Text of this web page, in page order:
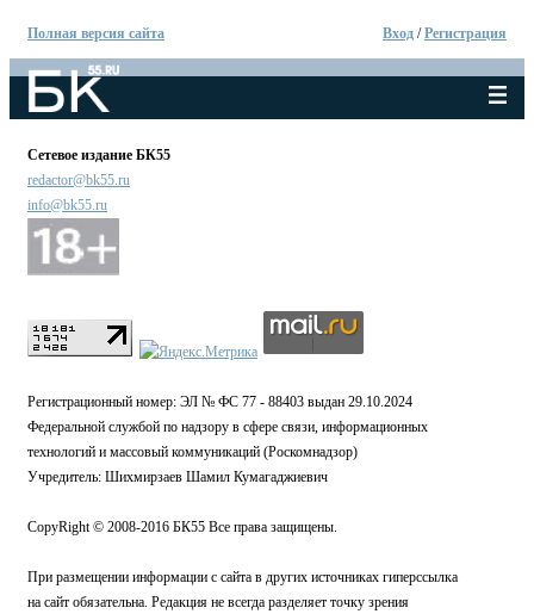
Полная версия сайта Вход /Регистрация
Сетевое издание БК55
redactor@bk55.ru
info@bk55.ru
Регистрационный номер: ЭЛ № ФС 77 - 88403 выдан 29.10.2024
Федеральной службой по надзору в сфере связи, информационных
технологий и массовый коммуникаций (Роскомнадзор)
Учредитель: Шихмирзаев Шамил Кумагаджиевич
CopyRight © 2008-2016 БК55 Все права защищены.
При размещении информации с сайта в других источниках гиперссылка
на сайт обязательна. Редакция не всегда разделяет точку зрения